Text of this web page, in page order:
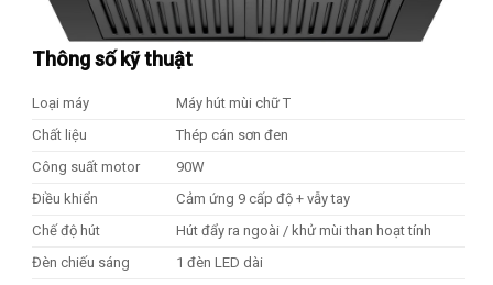
Thông số kỹ thuật
Loại máy
Máy hút mùi chữ T
Chất liệu
Thép cán sơn đen
Công suất motor
90W
Điều khiển
Cảm ứng 9 cấp độ + vẫy tay
Chế độ hút
Hút đẩy ra ngoài / khử mùi than hoạt tính
Đèn chiếu sáng
1 đèn LED dài